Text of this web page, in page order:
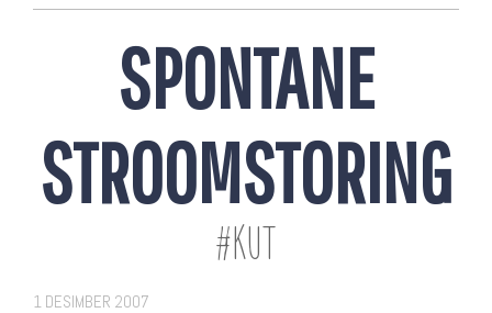
SPONTANE
STROOMSTORING
#KUT
1 DESIMBER 2007